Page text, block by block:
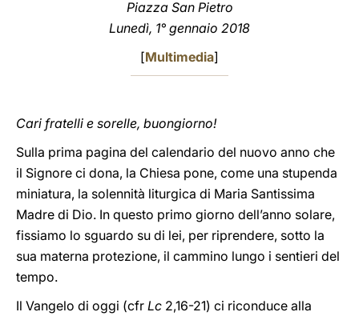
Piazza San Pietro
Lunedì, 1° gennaio 2018
[Multimedia]
Cari fratelli e sorelle, buongiorno!
Sulla prima pagina del calendario del nuovo anno che
il Signore ci dona, la Chiesa pone, come una stupenda
miniatura, la solennità liturgica di Maria Santissima
Madre di Dio. In questo primo giorno dell’anno solare,
fissiamo lo sguardo su di lei, per riprendere, sotto la
sua materna protezione, il cammino lungo i sentieri del
tempo.
Il Vangelo di oggi (cfr Lc 2,16-21) ci riconduce alla